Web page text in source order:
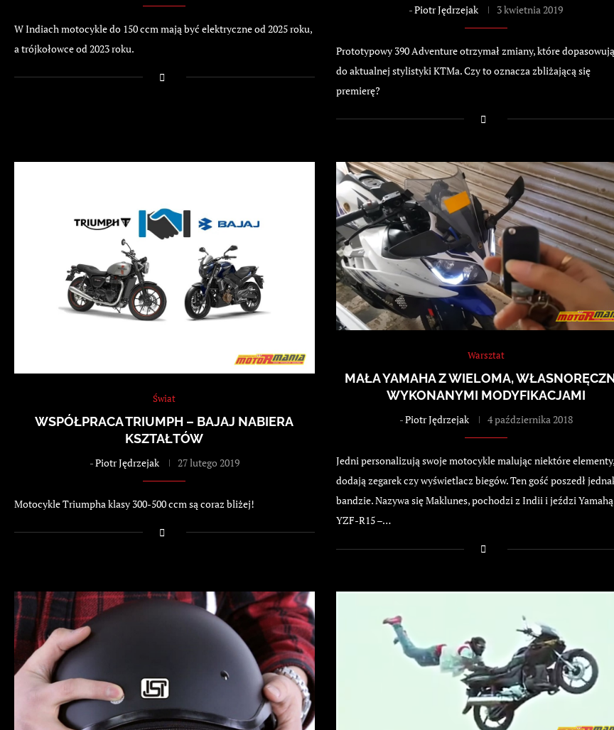
W Indiach motocykle do 150 ccm mają być elektryczne od 2025 roku,
a trójkołowce od 2023 roku.
-Piotr Jędrzejak 3 kwietnia 2019
Prototypowy 390 Adventure otrzymał zmiany, które
do aktualnej stylistyki KTMa. Czy to oznacza zbliżającą się
premierę?
Świat
WSPÓŁPRACA TRIUMPH – BAJAJ NABIERA
KSZTAŁTÓW
-Piotr Jędrzejak 27 lutego 2019
Motocykle Triumpha klasy 300-500 ccm są coraz bliżej!
Warsztat
MAŁA YAMAHA Z WIELOMA,
WYKONANYMI MODYFIKACJAMI
-Piotr Jędrzejak 4 października 2018
Jedni personalizują swoje motocykle malując niektóre
dodają zegarek czy wyświetlacz biegów. Ten gość poszedł
bandzie. Nazywa się Maklunes, pochodzi z Indii i jeździ Yamahą
YZF-R15 –…